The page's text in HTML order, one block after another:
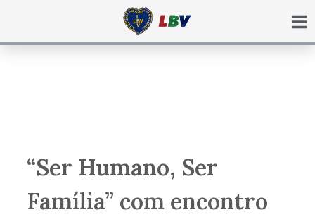
“Ser Humano, Ser
Família” com encontro